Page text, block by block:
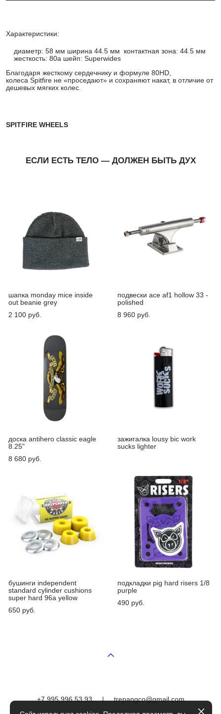
Характеристики:
диаметр: 58 мм ширина 44.5 мм контактная зона: 44.5 мм
жесткость: 80a шейп: Superwides
Благодаря жесткому сердечнику и формуле 80HD,
колеса Spitfire не «проседают» и сохраняют накат, в отличие от
дешевых мягких колес.
SPITFIRE WHEELS
ЕСЛИ ЕСТЬ ТЕЛО — ДОЛЖЕН БЫТЬ ДУХ
шапка monday mice inside
out beanie grey
2 100 pуб.
подвески ace af1 hollow 33 -
polished
8 960 pуб.
доска antihero classic eagle
8.25"
8 680 pуб.
зажигалка lousy bic work
sucks lighter
бушинги independent
standard cylinder cushions
super hard 96a yellow
650 pуб.
подкладки pig hard risers 1/8
purple
490 pуб.
+7 995 996 53 93|trepangco@gmail.com